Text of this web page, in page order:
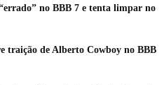
no BBB 7 e tenta limpar no
traição de Alberto Cowboy no BBB